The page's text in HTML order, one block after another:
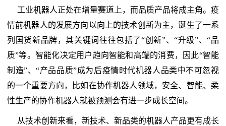
工业机器人正处在增量赛道上，而品质产品将成主角。疫
情前机器人的发展方向以向上的技术创新为主，诞生了一系
列国货新品牌，其关键词往往包括了“创新”、“升级”、“品
质”等。智能化决定用户趋向智能和高端的消费，因此“智能
制造”、“产品品质”成为后疫情时代机器人品类中不可忽视
的一个重要方向，比如在协作机器人领域，安全、智能、柔
性生产的协作机器人就被预测会有进一步成长空间。
从技术创新来看，新技术、新品类的机器人产品更有成长